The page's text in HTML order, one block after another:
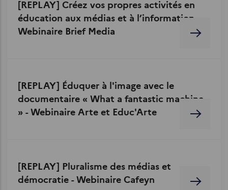
[REPLAY] Créez vos propres activités en
éducation aux médias et à l’information -
Webinaire Brief Media
[REPLAY] Éduquer à l'image avec le
documentaire « What a fantastic machine
» - Webinaire Arte et Educ'Arte
[REPLAY] Pluralisme des médias et
démocratie - Webinaire Cafeyn